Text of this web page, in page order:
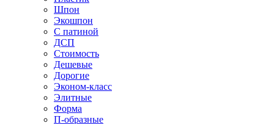
Шпон
Экошпон
С патиной
ДСП
Стоимость
Дешевые
Дорогие
Эконом-класс
Элитные
Форма
П-образные